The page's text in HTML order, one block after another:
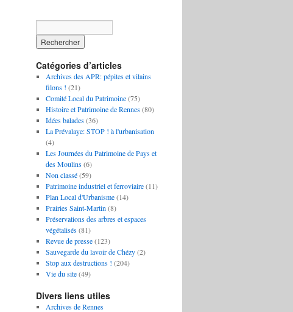
Catégories d’articles
Archives des APR: pépites et vilains
filons ! (21)
Comité Local du Patrimoine(75)
Histoire et Patrimoine de Rennes(80)
Idées balades(36)
La Prévalaye: STOP ! à l'urbanisation
(4)
Les Journées du Patrimoine de Pays et
des Moulins(6)
Non classé(59)
Patrimoine industriel et ferroviaire(11)
Plan Local d'Urbanisme(14)
Prairies Saint-Martin (8)
Préservations des arbres et espaces
végétalisés(81)
Revue de presse(123)
Sauvegarde du lavoir de Chézy(2)
Stop aux destructions ! (204)
Vie du site(49)
Divers liens utiles
Archives de Rennes